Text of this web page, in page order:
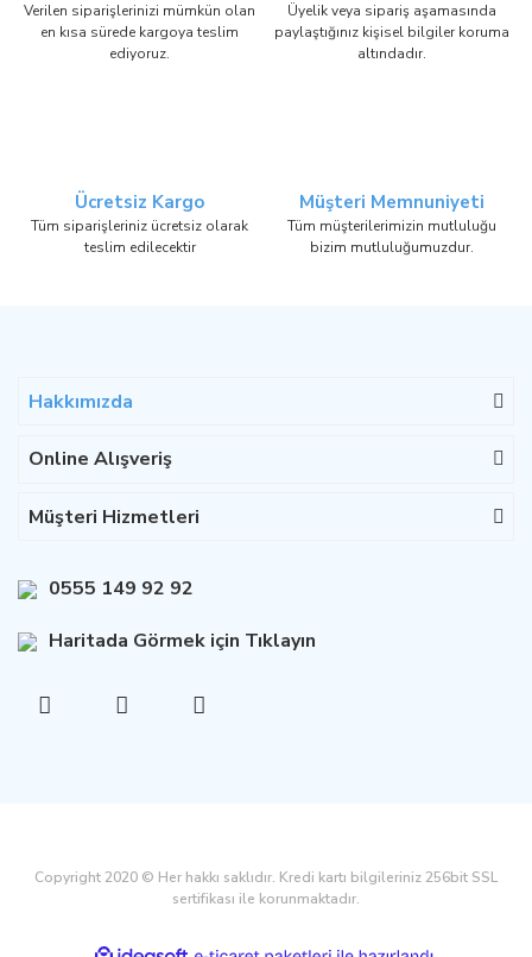
Verilen siparişlerinizi mümkün olan
en kısa sürede kargoya teslim
ediyoruz.
Üyelik veya sipariş aşamasında
paylaştığınız kişisel bilgiler koruma
altındadır.
Ücretsiz Kargo
Tüm siparişleriniz ücretsiz olarak
teslim edilecektir
Müşteri Memnuniyeti
Tüm müşterilerimizin mutluluğu
bizim mutluluğumuzdur.
Hakkımızda
Online Alışveriş
Müşteri Hizmetleri
0555 149 92 92
Haritada Görmek için Tıklayın
Copyright 2020 © Her hakkı saklıdır. Kredi kartı bilgileriniz 256bit SSL
sertifikası ile korunmaktadır.